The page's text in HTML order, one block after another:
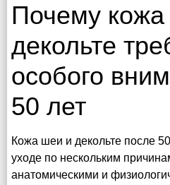
Почему
декольте
особого
50 лет
Кожа шеи и декольте после
уходе по нескольким
анатомическими и